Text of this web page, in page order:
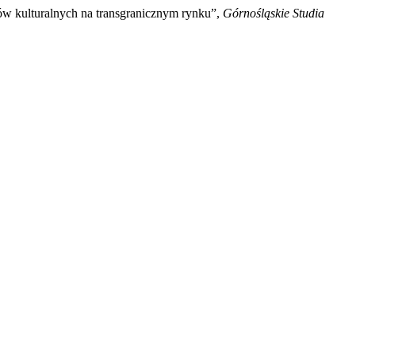
kulturalnych na transgranicznym rynku”, Górnośląskie Studia